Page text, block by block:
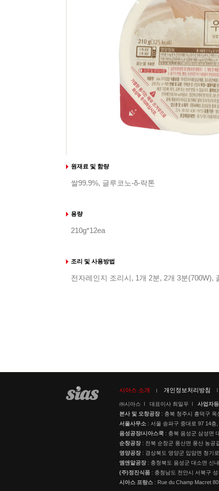
원재료 및 함량
쌀99.9%, 글루코노-δ-락톤
용량
210g*12ea
조리 및 사용방법
전자레인지 조리시, 1개 2분, 2개 3분(700W),
시아스 소개 개인정보처리방침
㈜시아스 대표이사 최일우
사업자
본사 및 오창공장 : 충북 청주시 흥덕구
서울사무소 : 서울 송파구 중대로 97 14층,
음성공장/시아스쿡 : 충북 음성군 삼성면
순창공장 : 전북 순창군 풍산면 풍산 농공
영양공장 : 경상북도 영양군 입암면 청기
엠앤알공장 : 충청북도 음성군 대소면 신
(주)정진식품 : 충청남도 천안시 서북구
시아스 프랑스 : Rue du Champ Macret